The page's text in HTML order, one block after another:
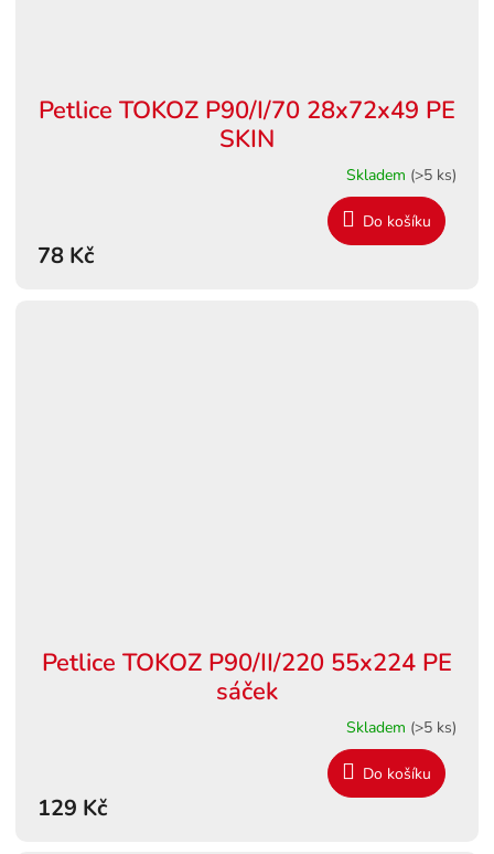
Petlice TOKOZ P90/I/70 28x72x49 PE
SKIN
Skladem (>5 ks)
78 Kč
Do košíku
Petlice TOKOZ P90/II/220 55x224 PE
sáček
Skladem (>5 ks)
129 Kč
Do košíku